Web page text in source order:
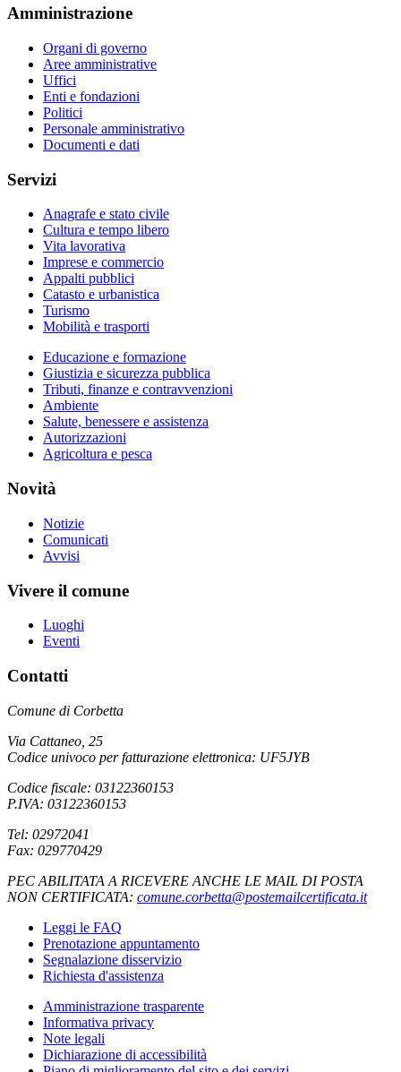
Amministrazione
Organi di governo
Aree amministrative
Uffici
Enti e fondazioni
Politici
Personale amministrativo
Documenti e dati
Servizi
Anagrafe e stato civile
Cultura e tempo libero
Vita lavorativa
Imprese e commercio
Appalti pubblici
Catasto e urbanistica
Turismo
Mobilità e trasporti
Educazione e formazione
Giustizia e sicurezza pubblica
Tributi, finanze e contravvenzioni
Ambiente
Salute, benessere e assistenza
Autorizzazioni
Agricoltura e pesca
Novità
Notizie
Comunicati
Avvisi
Vivere il comune
Luoghi
Eventi
Contatti
Comune di Corbetta
Via Cattaneo, 25
Codice univoco per fatturazione elettronica: UF5JYB
Codice fiscale: 03122360153
P.IVA: 03122360153
Tel: 02972041
Fax: 029770429
PEC ABILITATA A RICEVERE ANCHE LE MAIL DI POSTA
NON CERTIFICATA: comune.corbetta@postemailcertificata.it
Leggi le FAQ
Prenotazione appuntamento
Segnalazione disservizio
Richiesta d'assistenza
Amministrazione trasparente
Informativa privacy
Note legali
Dichiarazione di accessibilità